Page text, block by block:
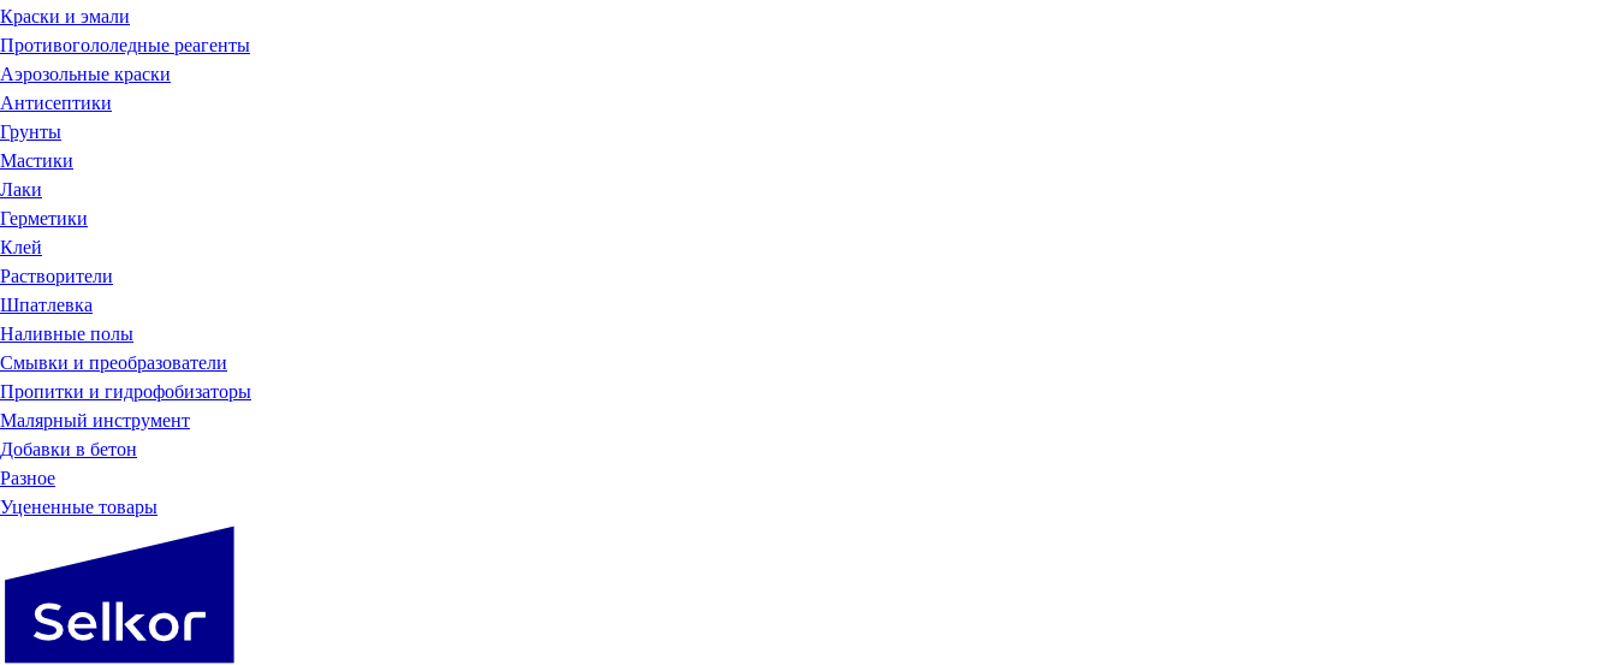
Краски и эмали
Противогололедные реагенты
Аэрозольные краски
Антисептики
Грунты
Мастики
Лаки
Герметики
Клей
Растворители
Шпатлевка
Наливные полы
Смывки и преобразователи
Пропитки и гидрофобизаторы
Малярный инструмент
Добавки в бетон
Разное
Уцененные товары